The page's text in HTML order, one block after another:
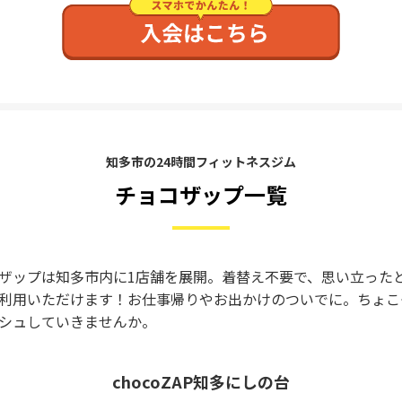
知多市の24時間フィットネスジム
チョコザップ一覧
ップは知多市内に1店舗を展開。着替え不要で、思い立った
用いただけます！お仕事帰りやお出かけのついでに。ちょこ
ュしていきませんか。
chocoZAP知多にしの台